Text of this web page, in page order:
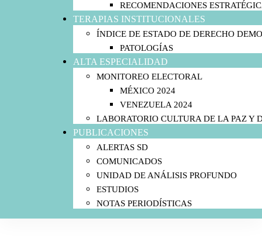
RECOMENDACIONES
TERAPIAS INSTITUCIONALES
ÍNDICE DE ESTADO DE DERECHO
PATOLOGÍAS
ALTA ESPECIALIDAD
MONITOREO ELECTORAL
MÉXICO 2024
VENEZUELA 2024
LABORATORIO CULTURA DE LA PAZ Y
PUBLICACIONES
ALERTAS SD
COMUNICADOS
UNIDAD DE ANÁLISIS PROFUNDO
ESTUDIOS
NOTAS PERIODÍSTICAS